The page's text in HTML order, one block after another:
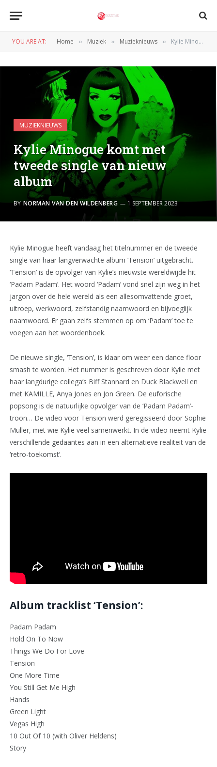
YOU ARE AT: Home » Muziek » Muzieknieuws » Kylie Minogue komt met tweede single van nieuw album
MUZIEKNIEUWS
Kylie Minogue komt met
tweede single van nieuw
album
BY NORMAN VAN DEN WILDENBERG 1 SEPTEMBER 2023
Kylie Minogue heeft vandaag het titelnummer en de tweede
single van haar langverwachte album ‘Tension’ uitgebracht.
‘Tension’ is de opvolger van Kylie’s nieuwste wereldwijde hit
‘Padam Padam’. Het woord ‘Padam’ vond snel zijn weg in het
jargon over de hele wereld als een allesomvattende groet,
uitroep, werkwoord, zelfstandig naamwoord en bijvoeglijk
naamwoord. Er gaan zelfs stemmen op om ‘Padam’ toe te
voegen aan het woordenboek.
De nieuwe single, ‘Tension’, is klaar om weer een dance floor
smash te worden. Het nummer is geschreven door Kylie met
haar langdurige collega’s Biff Stannard en Duck Blackwell en
met KAMILLE, Anya Jones en Jon Green. De euforische
popsong is de natuurlijke opvolger van de ‘Padam Padam’-
troon… De video voor Tension werd geregisseerd door Sophie
Muller, met wie Kylie veel samenwerkt. In de video neemt Kylie
verschillende gedaantes aan in een alternatieve realiteit van de
‘retro-toekomst’.
Album tracklist ‘Tension’:
Padam Padam
Hold On To Now
Things We Do For Love
Tension
One More Time
You Still Get Me High
Hands
Green Light
Vegas High
10 Out Of 10 (with Oliver Heldens)
Story